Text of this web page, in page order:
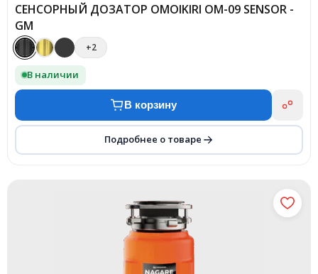
СЕНСОРНЫЙ ДОЗАТОР OMOIKIRI OM-09 SENSOR -
GM
+2
В наличии
В корзину
Подробнее о товаре